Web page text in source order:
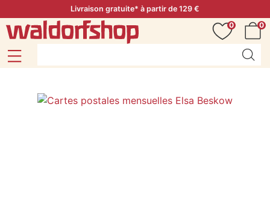
Livraison gratuite* à partir de 129 €
0
0